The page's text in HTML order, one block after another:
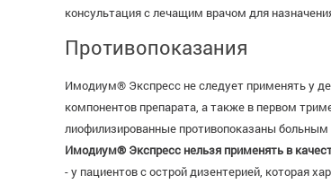
консультация с лечащим врачом для
Противопоказания
Имодиум® Экспресс не следует применять у
компонентов препарата, а также в первом
лиофилизированные противопоказаны больным
Имодиум® Экспресс нельзя применять в
- у пациентов с острой дизентерией, которая